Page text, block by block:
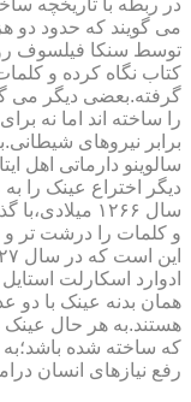
می گویند که حدود دو
توسط سنکا فیلسوف
کتاب نگاه کرده و
گرفته.بعضی دیگر می
را ساخته اند اما نه
برابر نیروهای
دیگر اختراع عینک را
سال ۱۲۶۶
و کلمات را درشت تر
ادوارد اسکارلت
همان بدنه عینک با
هستند.به هر حال
که ساخته شده باشد؛به
رفع نیازهای انسان